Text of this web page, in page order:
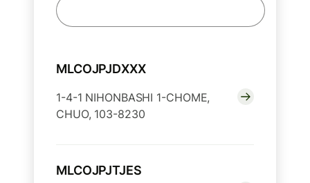
MLCOJPJDXXX
1-4-1 NIHONBASHI 1-CHOME,
CHUO, 103-8230
MLCOJPJTJES